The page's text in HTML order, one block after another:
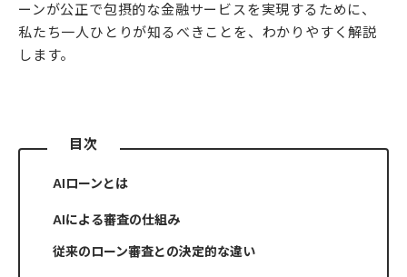
ーンが公正で包摂的な金融サービスを実現するために、
私たち一人ひとりが知るべきことを、わかりやすく解説
します。
目次
AIローンとは
AIによる審査の仕組み
従来のローン審査との決定的な違い